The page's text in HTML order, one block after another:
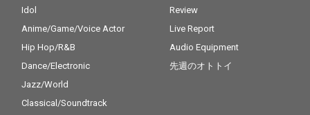
Idol
Anime/Game/Voice Actor
Hip Hop/R&B
Dance/Electronic
Jazz/World
Classical/Soundtrack
Review
Live Report
Audio Equipment
先週のオトトイ